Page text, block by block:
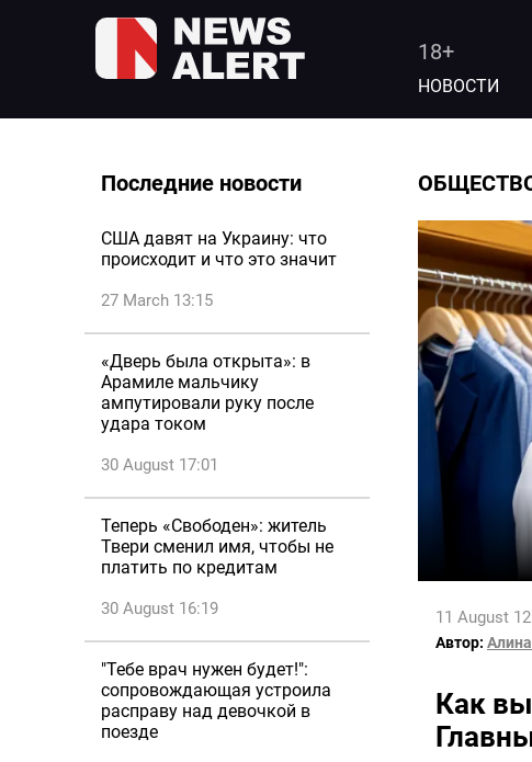
18+
НОВОСТИ
Последние новости
США давят на Украину: что
происходит и что это значит
27 March 13:15
«Дверь была открыта»: в
Арамиле мальчику
ампутировали руку после
удара током
30 August 17:01
Теперь «Свободен»: житель
Твери сменил имя, чтобы не
платить по кредитам
30 August 16:19
"Тебе врач нужен будет!":
сопровождающая устроила
расправу над девочкой в
поезде
11 August
Автор:
Как